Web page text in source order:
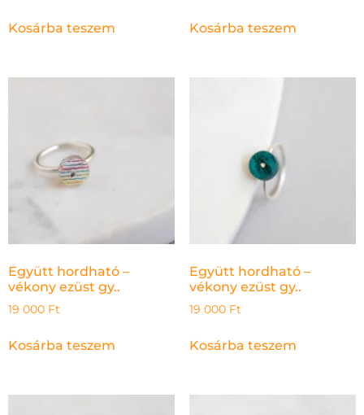
Kosárba teszem Kosárba teszem
Együtt hordható –
vékony ezüst gy..
19 000 Ft
Kosárba teszem
Együtt hordható –
vékony ezüst gy..
19 000 Ft
Kosárba teszem